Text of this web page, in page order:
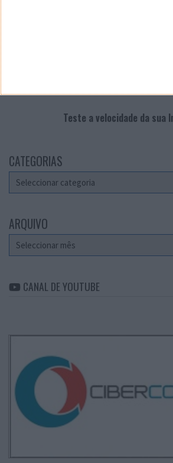
Teste a velocidade da sua
CATEGORIAS
Categorias
ARQUIVO
Arquivo
CANAL DE YOUTUBE